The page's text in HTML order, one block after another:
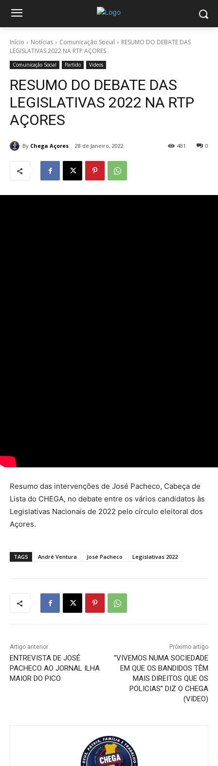
Início Notícias Comunicação Social
RESUMO DO DEBATE DAS
LEGISLATIVAS 2022 NA RTP AÇORES
Comunicação Social Partido Videos
RESUMO DO DEBATE DAS
LEGISLATIVAS 2022 NA RTP
AÇORES
By Chega Açores 28 de Janeiro, 2022 0
481
Resumo das intervenções de José Pacheco, Cabeça de
Lista do CHEGA, no debate entre os vários candidatos às
Legislativas Nacionais de 2022 pelo círculo eleitoral dos
Açores.
TAGS André Ventura José Pacheco Legislativas 2022
Artigo anterior
ENTREVISTA DE JOSÉ
PACHECO AO JORNAL ILHA
MAIOR DO PICO
Próximo artigo
“VIVEMOS NUMA SOCIEDADE
EM QUE OS BANDIDOS TÊM
MAIS DIREITOS QUE OS
POLICIAS” DIZ O CHEGA
(VIDEO)